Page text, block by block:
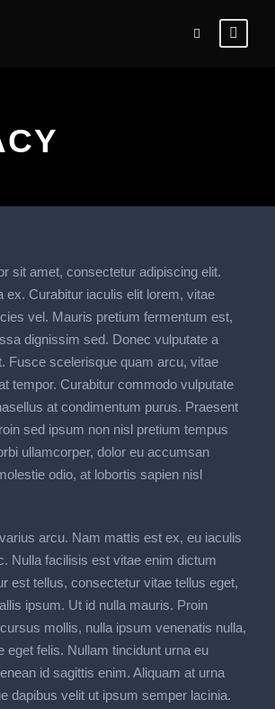
sit amet, consectetur adipiscing elit.
ex. Curabitur iaculis elit lorem, vitae
vel. Mauris pretium fermentum est,
dignissim sed. Donec vulputate a
Fusce scelerisque quam arcu, vitae
tempor. Curabitur commodo vulputate
at condimentum purus. Praesent
sed ipsum non nisl pretium tempus
ullamcorper, dolor eu accumsan
odio, at lobortis sapien nisl
arcu. Nam mattis est ex, eu iaculis
Nulla facilisis est vitae enim dictum
est tellus, consectetur vitae tellus eget,
ipsum. Ut id nulla mauris. Proin
mollis, nulla ipsum venenatis nulla,
eget felis. Nullam tincidunt urna eu
id sagittis enim. Aliquam at urna
dapibus velit ut ipsum semper lacinia.